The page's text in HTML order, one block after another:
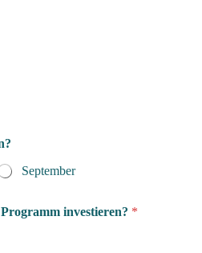
September
investieren? *